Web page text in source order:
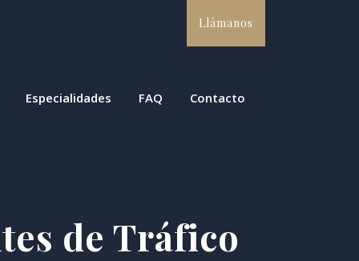
Llámanos
Especialidades FAQ Contacto
de Tráfico